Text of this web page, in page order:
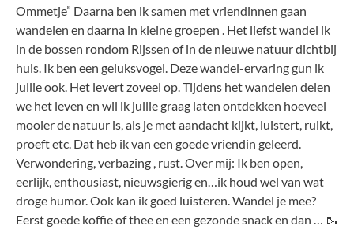
Ommetje” Daarna ben ik samen met vriendinnen gaan
wandelen en daarna in kleine groepen . Het liefst wandel ik
in de bossen rondom Rijssen of in de nieuwe natuur dichtbij
huis. Ik ben een geluksvogel. Deze wandel-ervaring gun ik
jullie ook. Het levert zoveel op. Tijdens het wandelen delen
we het leven en wil ik jullie graag laten ontdekken hoeveel
mooier de natuur is, als je met aandacht kijkt, luistert, ruikt,
proeft etc. Dat heb ik van een goede vriendin geleerd.
Verwondering, verbazing , rust. Over mij: Ik ben open,
eerlijk, enthousiast, nieuwsgierig en…ik houd wel van wat
droge humor. Ook kan ik goed luisteren. Wandel je mee?
Eerst goede koffie of thee en een gezonde snack en dan … 🥾